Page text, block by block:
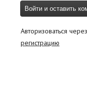
Авторизоваться
регистрацию